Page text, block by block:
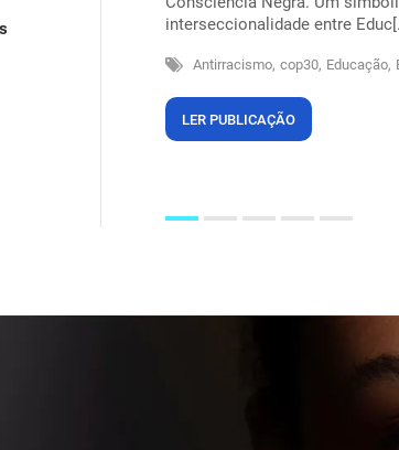
dos outros,
pele, suando sob
interseccionalidade entre
Antirracismo, cop30, Educação,
LER PUBLICAÇÃO